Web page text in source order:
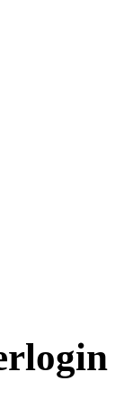
login